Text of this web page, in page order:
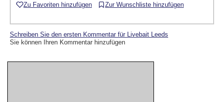
Zu Favoriten hinzufügen Zur Wunschliste hinzufügen
Schreiben Sie den ersten Kommentar für Livebait Leeds
Sie können Ihren Kommentar hinzufügen